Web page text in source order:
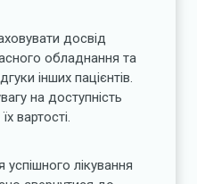
досвід
обладнання та
інших пацієнтів.
на доступність
вартості.
лікування